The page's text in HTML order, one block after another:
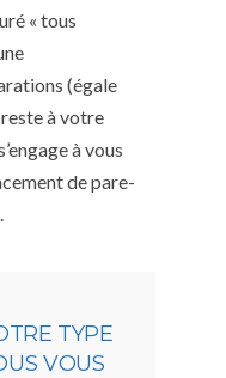
« tous
(égale
à votre
à vous
de pare-
TYPE
VOUS